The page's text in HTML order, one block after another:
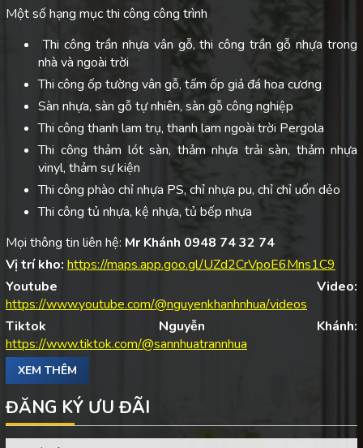
Một số hạng mục thi công công trình
Thi công trần nhựa vân gỗ, thi công trần gỗ nhựa trong
nhà và ngoài trời
Thi công ốp tường vân gỗ, tấm ốp giả đá hoa cương
Sàn nhựa, sàn gỗ tự nhiên, sàn gỗ công nghiệp
Thi công thanh lam trụ, thanh lam ngoài trời Pergola
Thi công thảm lót sàn, thảm nhựa trải sàn, thảm nhựa
vinyl, thảm sự kiện
Thi công phào chỉ nhựa PS, chỉ nhựa pu, chỉ chỉ uốn dẻo
Thi công tủ nhựa, kệ nhựa, tủ bếp nhựa
Mọi thông tin liên hệ: Mr Khánh 0948 74 32 74
Vị trí kho: https://maps.app.goo.gl/UZd2CrVpoE6Mns1C9
Youtube Video:
https://www.youtube.com/@nguyenkhanhnhua/videos
Tiktok Nguyễn Khánh:
https://www.tiktok.com/@sannhuatrannhua
XEM THÊM
ĐĂNG KÝ ƯU ĐÃI